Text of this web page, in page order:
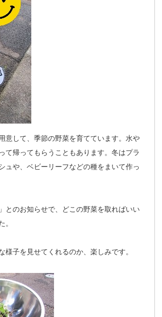
意して、季節の野菜を育てています。水や
て帰ってもらうこともあります。冬はプラ
ュや、ベビーリーフなどの種をまいて作っ
とのお知らせで、どこの野菜を取ればいい
。
子を見せてくれるのか、楽しみです。